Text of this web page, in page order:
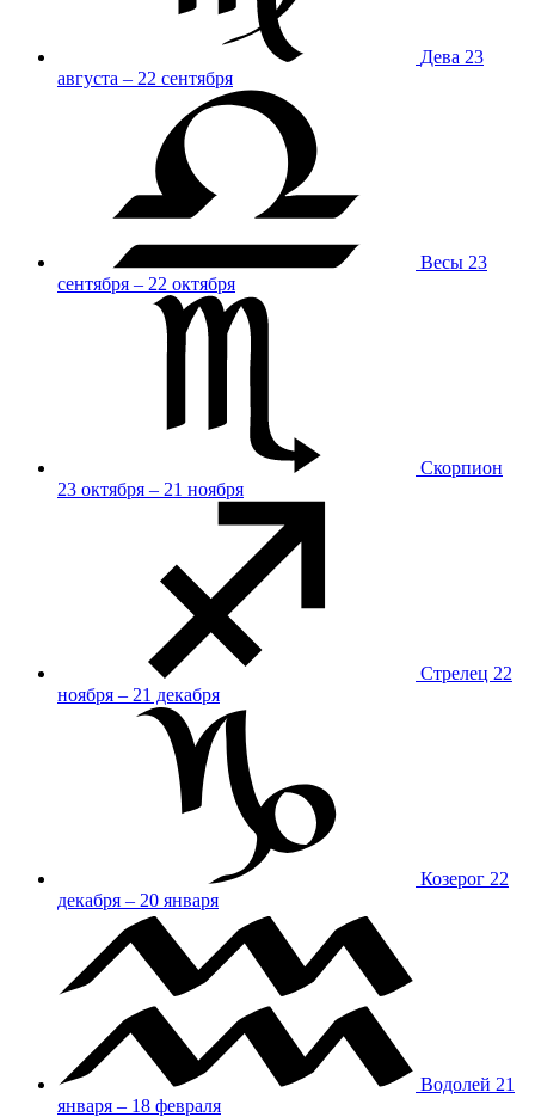
Дева 23
августа – 22 сентября
Весы 23
сентября – 22 октября
Скорпион
23 октября – 21 ноября
Стрелец 22
ноября – 21 декабря
Козерог 22
декабря – 20 января
Водолей 21
января – 18 февраля